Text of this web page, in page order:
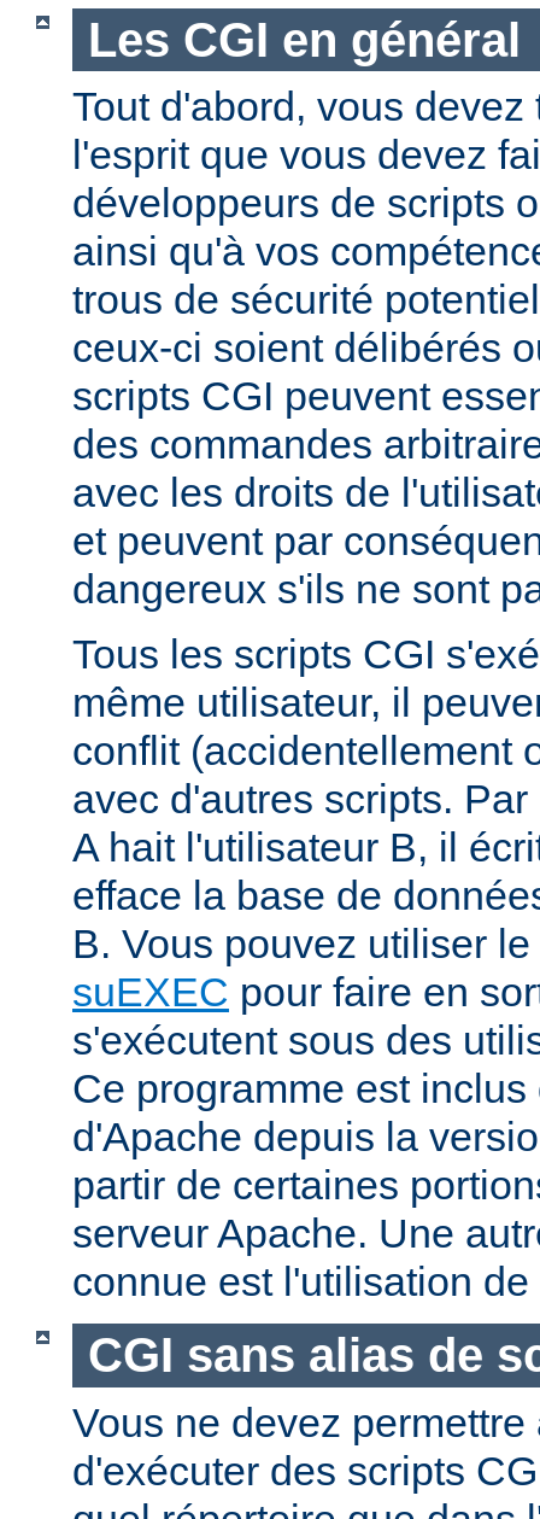
Les CGI en général
Tout d'abord, vous
l'esprit que vous devez
développeurs de scripts
ainsi qu'à vos
trous de sécurité
ceux-ci soient délibérés
scripts CGI peuvent
des commandes
avec les droits de
et peuvent par
dangereux s'ils ne sont
Tous les scripts CGI
même utilisateur, il
conflit (accidentellement
avec d'autres scripts.
A hait l'utilisateur B, il
efface la base de
B. Vous pouvez utiliser
suEXEC pour faire en
s'exécutent sous des
Ce programme est
d'Apache depuis la
partir de certaines
serveur Apache. Une
connue est l'utilisation de
CGI sans alias de
Vous ne devez
d'exécuter des scripts